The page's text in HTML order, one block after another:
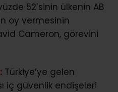
52’sinin ülkenin AB
oy vermesinin
Cameron, görevini
Türkiye’ye gelen
iç güvenlik endişeleri